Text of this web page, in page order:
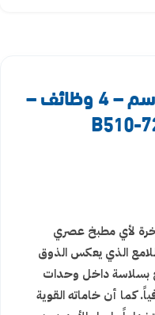
فرن غاز بولم بلت ان 60 سم – 4 وظائف –
لأي مطبخ عصري
الذي يعكس الذوق
بسلاسة داخل وحدات
كما أن خاماته القوية